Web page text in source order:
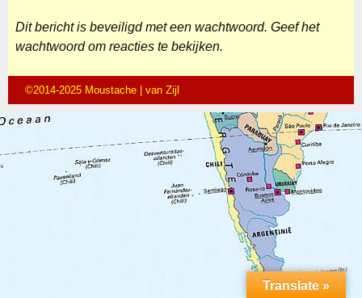
Dit bericht is beveiligd met een wachtwoord. Geef het
wachtwoord om reacties te bekijken.
©2014-2025 Moustache | van Zijl
Translate »